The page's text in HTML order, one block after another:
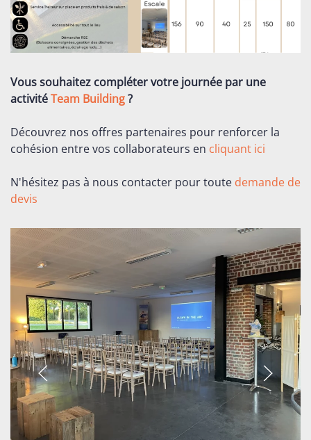
Vous souhaitez compléter votre journée par une
activitéTeam Building?
Découvrez nos offres partenaires pour renforcer la
cohésion entre vos collaborateurs en cliquant ici
N'hésitez pas à nous contacter pour toute demande de
devis